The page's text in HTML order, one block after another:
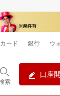
索
口座
カード 銀行 ウ